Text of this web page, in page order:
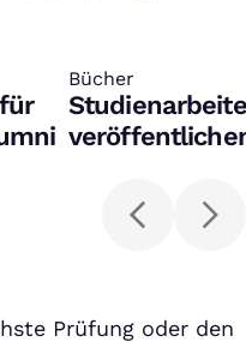
Bücher
:
Prüfung oder den